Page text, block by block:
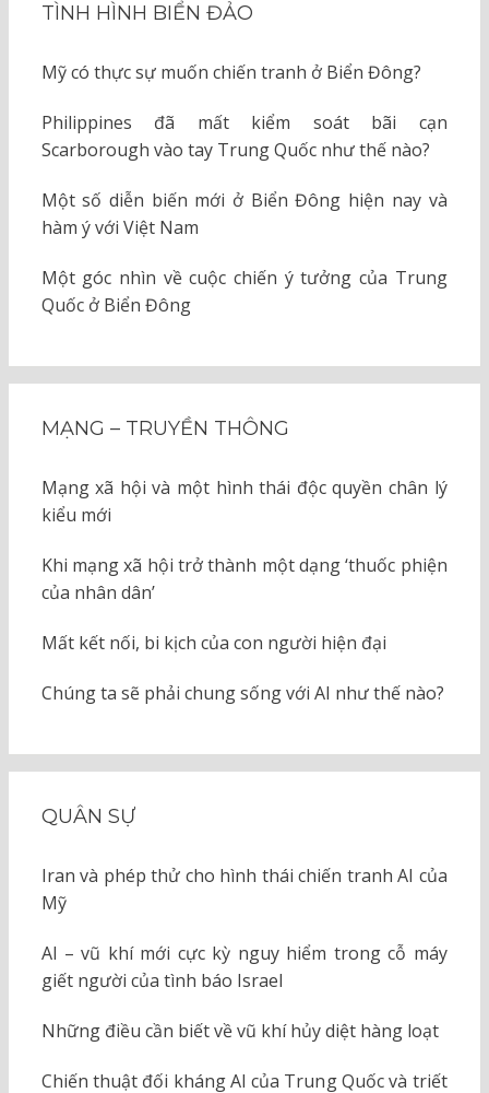
TÌNH HÌNH BIỂN ĐẢO
Mỹ có thực sự muốn chiến tranh ở Biển Đông?
Philippines đã mất kiểm soát bãi cạn
Scarborough vào tay Trung Quốc như thế nào?
Một số diễn biến mới ở Biển Đông hiện nay và
hàm ý với Việt Nam
Một góc nhìn về cuộc chiến ý tưởng của Trung
Quốc ở Biển Đông
MẠNG – TRUYỀN THÔNG
Mạng xã hội và một hình thái độc quyền chân lý
kiểu mới
Khi mạng xã hội trở thành một dạng ‘thuốc phiện
của nhân dân’
Mất kết nối, bi kịch của con người hiện đại
Chúng ta sẽ phải chung sống với AI như thế nào?
QUÂN SỰ
Iran và phép thử cho hình thái chiến tranh AI của
Mỹ
AI – vũ khí mới cực kỳ nguy hiểm trong cỗ máy
giết người của tình báo Israel
Những điều cần biết về vũ khí hủy diệt hàng loạt
Chiến thuật đối kháng AI của Trung Quốc và triết